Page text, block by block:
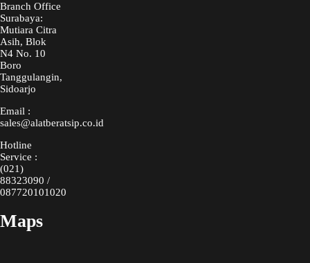
Branch Office
Surabaya:
Mutiara Citra
Asih, Blok
N4 No. 10
Boro
Tanggulangin,
Sidoarjo
Email :
sales@alatberatsip.co.id
Hotline
Service :
(021)
88323090 /
087720101020
Maps